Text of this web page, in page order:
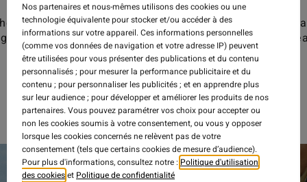
we bask in a rich & earthy palette of deep
outside it feels like rain, to us it tastes like the
Nos partenaires et nous-mêmes utilisons des cookies ou une
technologie équivalente pour stocker et/ou accéder à des
informations sur votre appareil. Ces informations personnelles
(comme vos données de navigation et votre adresse IP) peuvent
être utilisées pour vous présenter des publications et du contenu
personnalisés ; pour mesurer la performance publicitaire et du
contenu ; pour personnaliser les publicités ; et en apprendre plus
sur leur audience ; pour développer et améliorer les produits de nos
partenaires. Vous pouvez paramétrer vos choix pour accepter ou
non les cookies soumis à votre consentement, ou vous y opposer
lorsque les cookies concernés ne relèvent pas de votre
consentement (tels que certains cookies de mesure d’audience).
Pour plus d'informations, consultez notre : Politique d'utilisation
des cookieset Politique de confidentialité